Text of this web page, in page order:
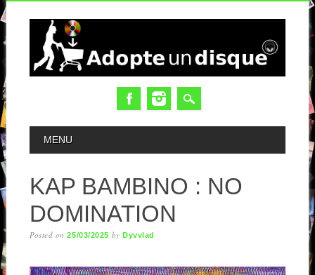
MAIN MENU
MENU
KAP BAMBINO : NO
DOMINATION
Posted on25/03/2025 byDyvvlad